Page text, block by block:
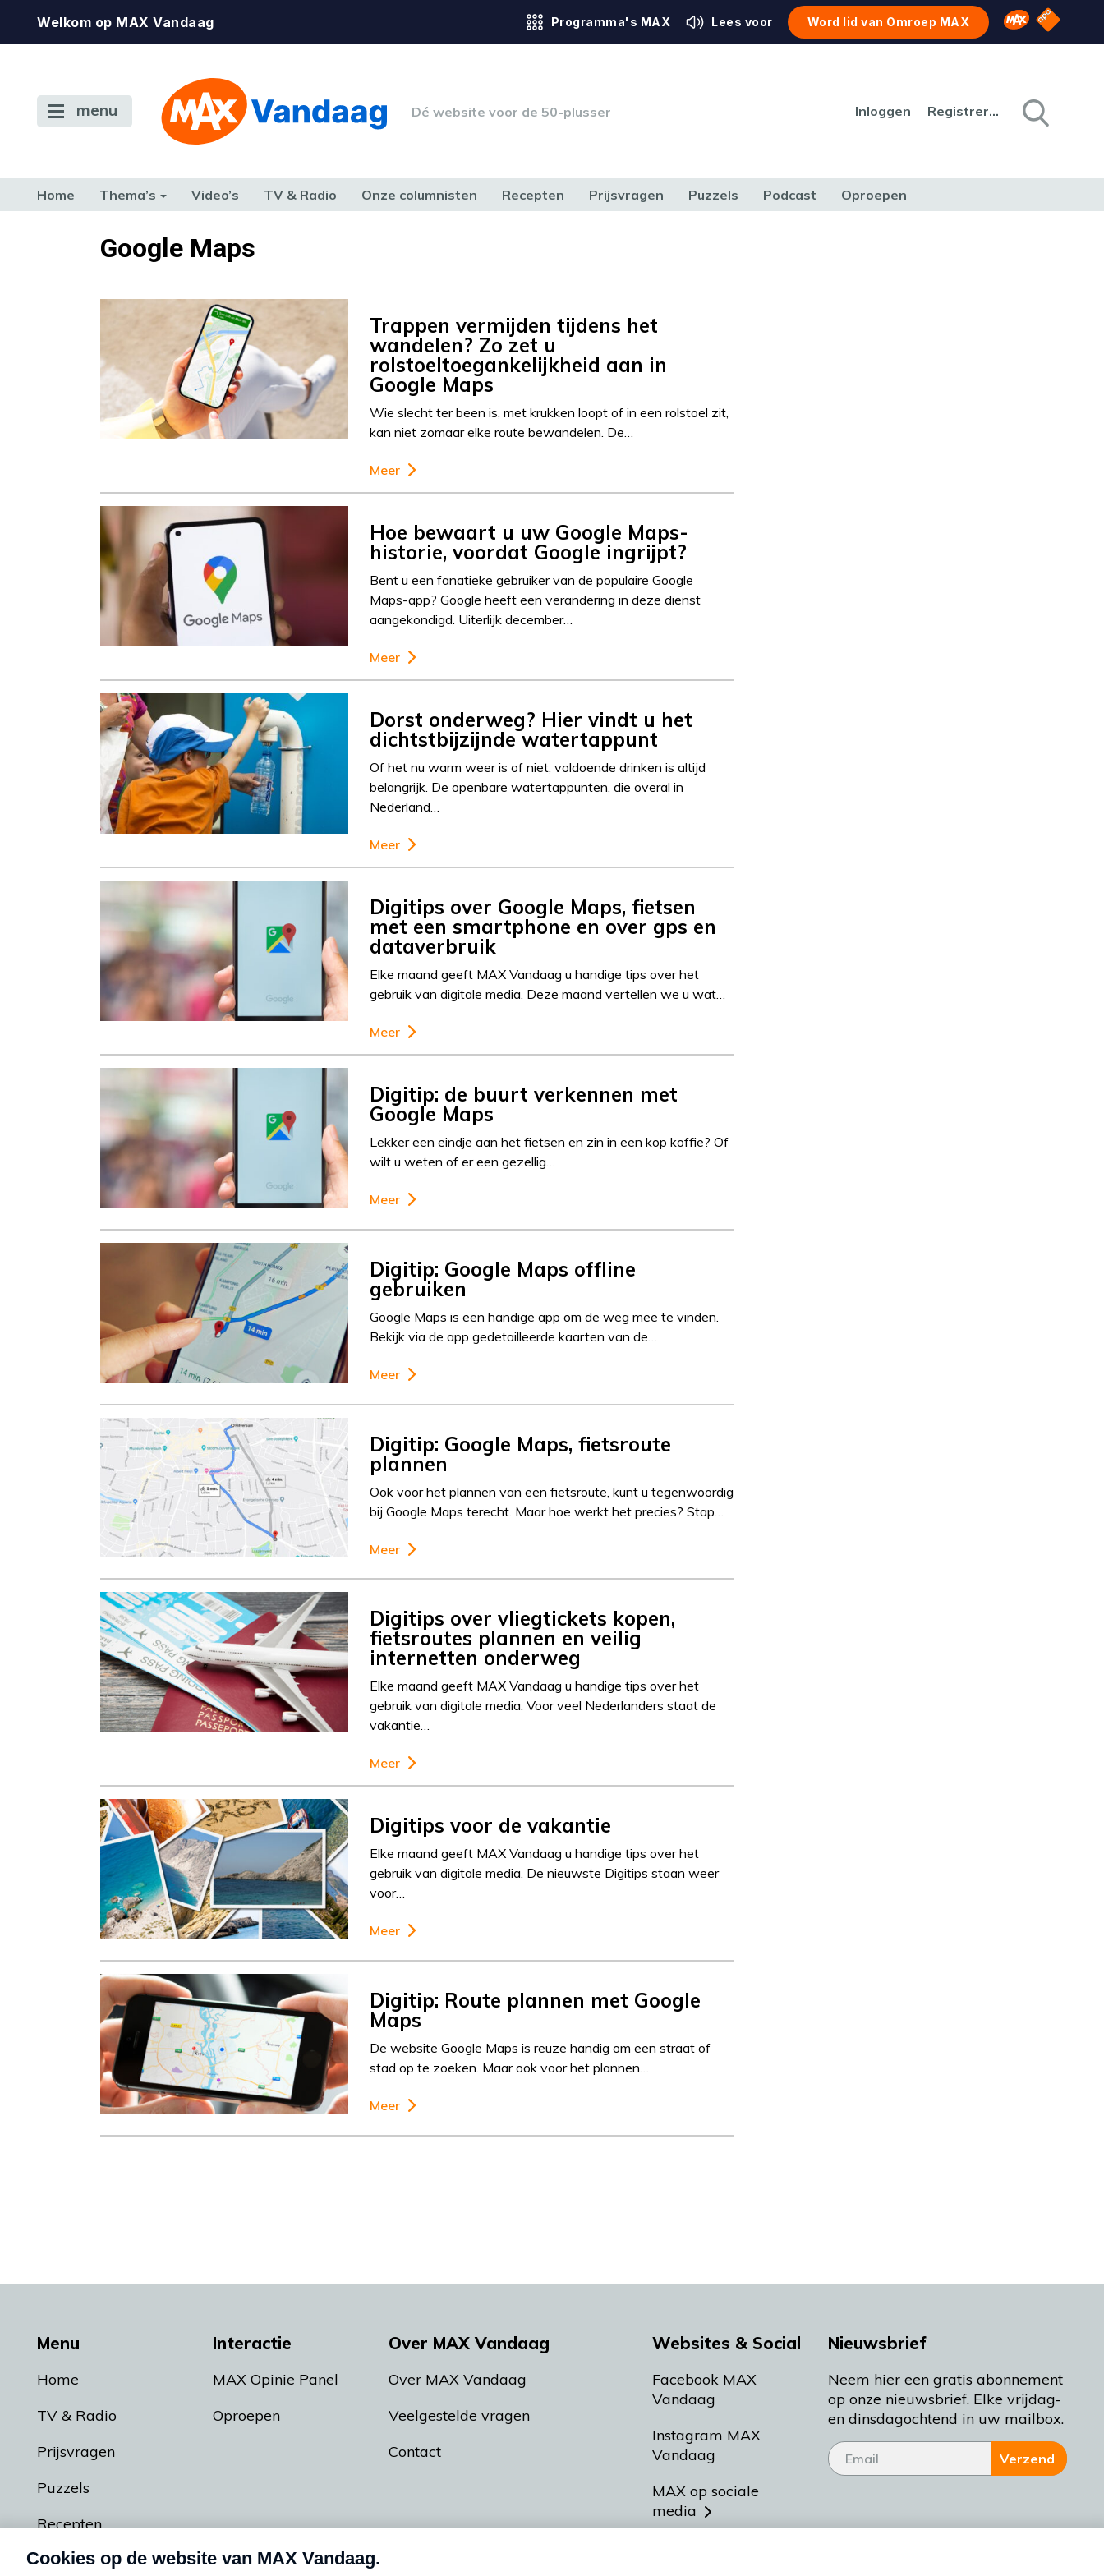
Welkom op MAX Vandaag Programma's MAX Lees voor Word lid van Omroep MAX Omroep MAX
NPO
menu Dé website voor de 50-plusser Inloggen Registreren
Home Thema’s Video’s TV & Radio Onze columnisten Recepten Prijsvragen Puzzels Podcast Oproepen
TERUG NAAR TOENGoogle Maps
Trappen vermijden tijdens het
wandelen? Zo zet u
rolstoeltoegankelijkheid aan in
Google Maps
Wie slecht ter been is, met krukken loopt of in een rolstoel zit,
kan niet zomaar elke route bewandelen. De…
Meer
Hoe bewaart u uw Google Maps-
historie, voordat Google ingrijpt?
Bent u een fanatieke gebruiker van de populaire Google
Maps-app? Google heeft een verandering in deze dienst
aangekondigd. Uiterlijk december…
Meer
Dorst onderweg? Hier vindt u het
dichtstbijzijnde watertappunt
Of het nu warm weer is of niet, voldoende drinken is altijd
belangrijk. De openbare watertappunten, die overal in
Nederland…
Meer
Digitips over Google Maps, fietsen
met een smartphone en over gps en
dataverbruik
Elke maand geeft MAX Vandaag u handige tips over het
gebruik van digitale media. Deze maand vertellen we u wat…
Meer
Digitip: de buurt verkennen met
Google Maps
Lekker een eindje aan het fietsen en zin in een kop koffie? Of
wilt u weten of er een gezellig…
Meer
Digitip: Google Maps offline
gebruiken
Google Maps is een handige app om de weg mee te vinden.
Bekijk via de app gedetailleerde kaarten van de…
Meer
Digitip: Google Maps, fietsroute
plannen
Ook voor het plannen van een fietsroute, kunt u tegenwoordig
bij Google Maps terecht. Maar hoe werkt het precies? Stap…
Meer
Digitips over vliegtickets kopen,
fietsroutes plannen en veilig
internetten onderweg
Elke maand geeft MAX Vandaag u handige tips over het
gebruik van digitale media. Voor veel Nederlanders staat de
vakantie…
Meer
Digitips voor de vakantie
Elke maand geeft MAX Vandaag u handige tips over het
gebruik van digitale media. De nieuwste Digitips staan weer
voor…
Meer
Digitip: Route plannen met Google
Maps
De website Google Maps is reuze handig om een straat of
stad op te zoeken. Maar ook voor het plannen…
Meer
Menu
Home
TV & Radio
Prijsvragen
Puzzels
Recepten
Podcasts
Interactie
MAX Opinie Panel
Oproepen
Over MAX Vandaag
Over MAX Vandaag
Veelgestelde vragen
Contact
Websites & Social
Facebook MAX
Vandaag
Instagram MAX
Vandaag
MAX op sociale
media
Nieuwsbrief
Neem hier een gratis abonnement
op onze nieuwsbrief. Elke vrijdag-
en dinsdagochtend in uw mailbox.
Verzend